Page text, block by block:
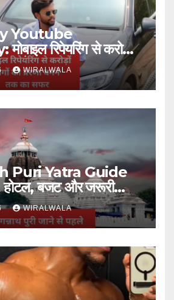
Youtube
रिपेयरिंग से करोड़ों
बनने तक का सफर
WIRALWALA
Puri Yatra Guide
बजट और जरूरी
WIRALWALA